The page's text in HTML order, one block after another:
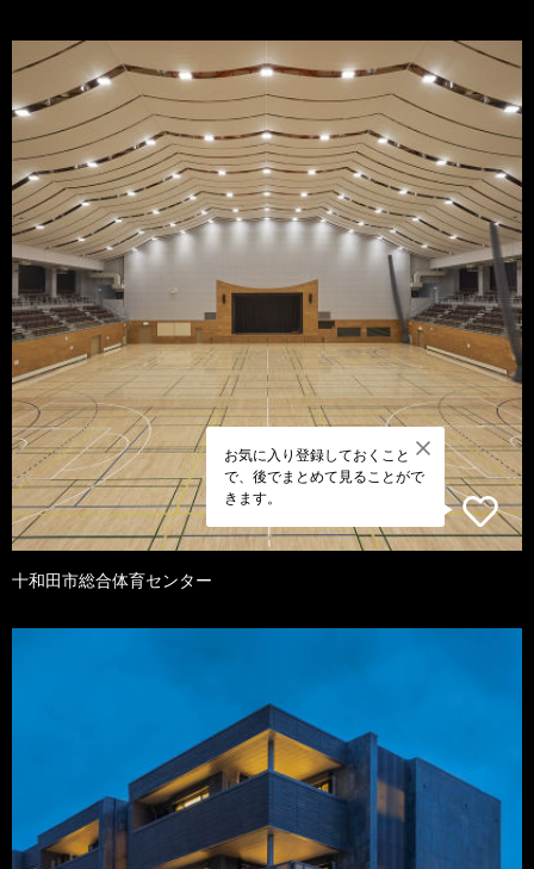
お気に入り登録しておくこと
で、後でまとめて見ることがで
きます。
十和田市総合体育センター